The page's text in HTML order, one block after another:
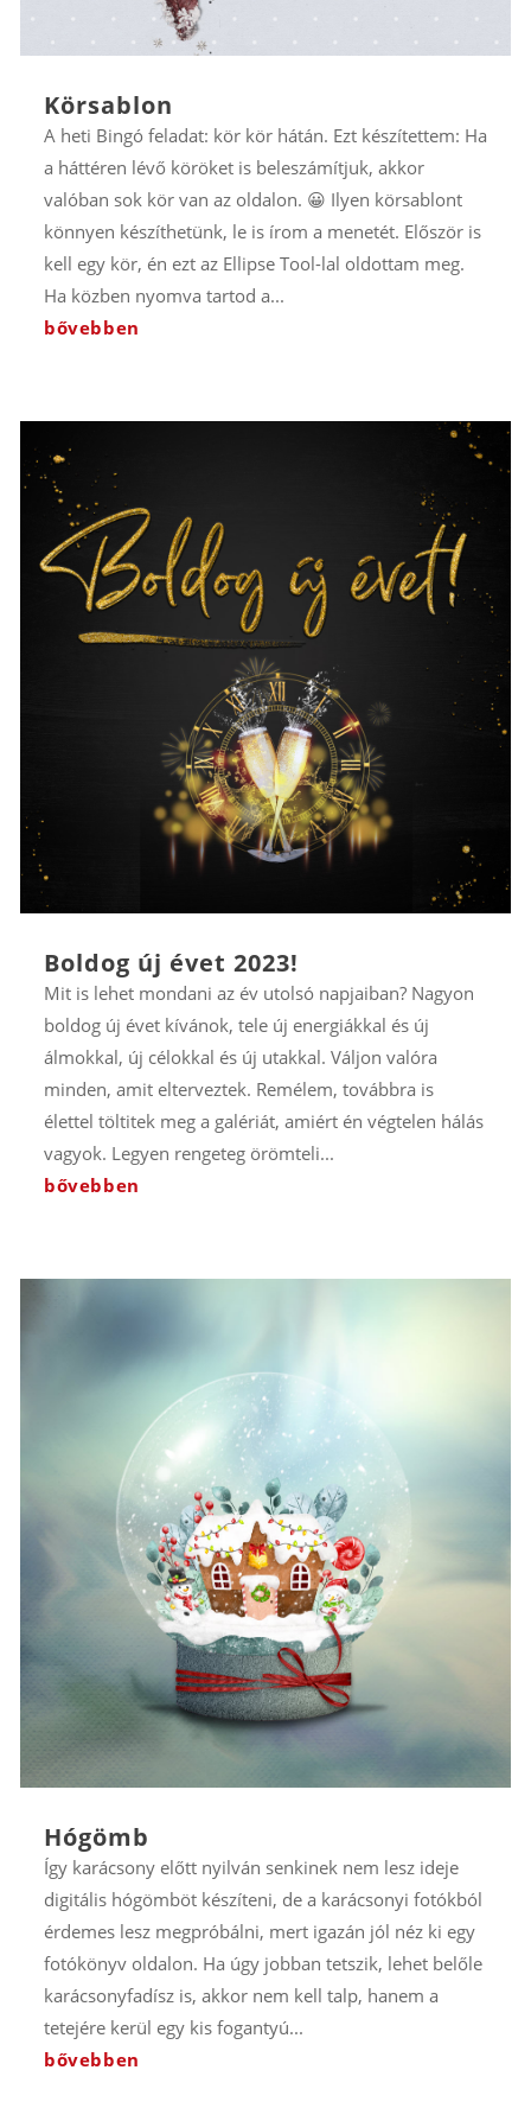
Körsablon
A heti Bingó feladat: kör kör hátán. Ezt készítettem: Ha
a háttéren lévő köröket is beleszámítjuk, akkor
valóban sok kör van az oldalon. 😀 Ilyen körsablont
könnyen készíthetünk, le is írom a menetét. Először is
kell egy kör, én ezt az Ellipse Tool-lal oldottam meg.
Ha közben nyomva tartod a...
bővebben
Boldog új évet 2023!
Mit is lehet mondani az év utolsó napjaiban? Nagyon
boldog új évet kívánok, tele új energiákkal és új
álmokkal, új célokkal és új utakkal. Váljon valóra
minden, amit elterveztek. Remélem, továbbra is
élettel töltitek meg a galériát, amiért én végtelen hálás
vagyok. Legyen rengeteg örömteli...
bővebben
Hógömb
Így karácsony előtt nyilván senkinek nem lesz ideje
digitális hógömböt készíteni, de a karácsonyi fotókból
érdemes lesz megpróbálni, mert igazán jól néz ki egy
fotókönyv oldalon. Ha úgy jobban tetszik, lehet belőle
karácsonyfadísz is, akkor nem kell talp, hanem a
tetejére kerül egy kis fogantyú...
bővebben